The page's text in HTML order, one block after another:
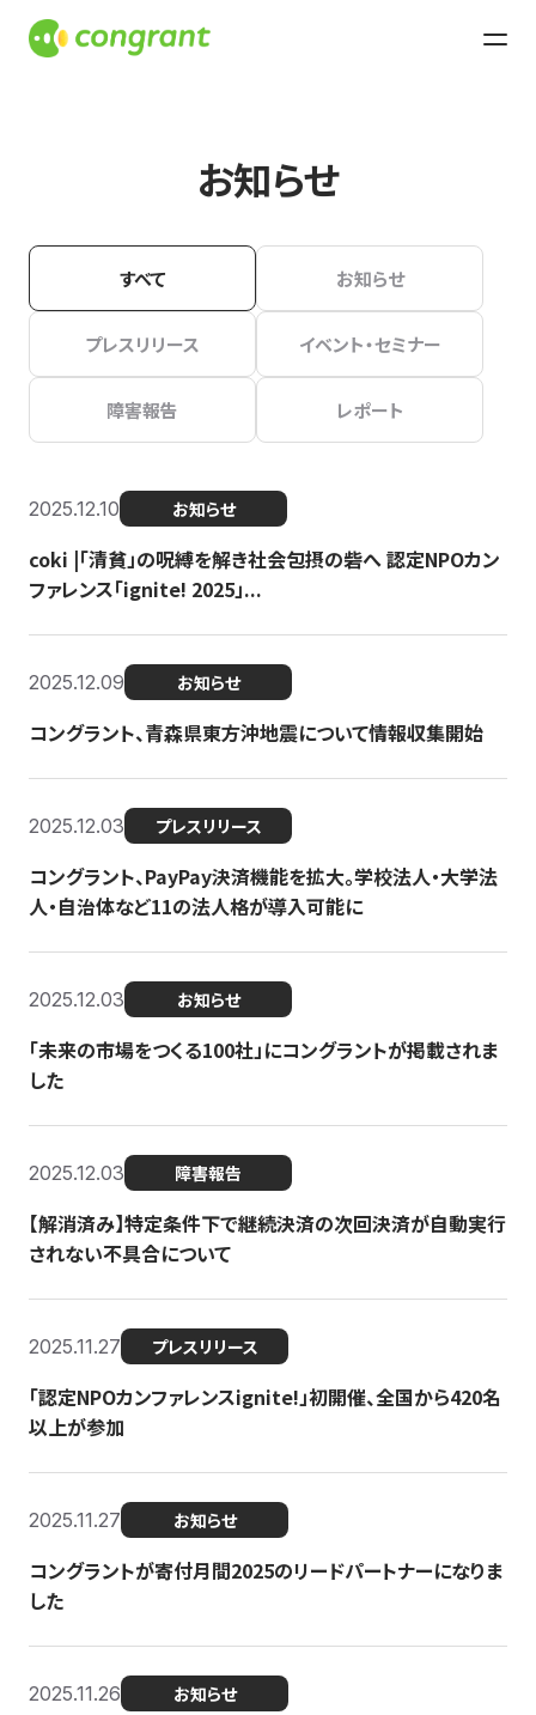
お知らせ
すべて お知らせ
プレスリリース イベント・セミナー
障害報告 レポート
2025.12.10 お知らせ
coki |「清貧」の呪縛を解き社会包摂の砦へ 認定NPOカン
ファレンス「ignite! 2025」...
2025.12.09 お知らせ
コングラント、青森県東方沖地震について情報収集開始
2025.12.03 プレスリリース
コングラント、PayPay決済機能を拡大。学校法人・大学法
人・自治体など11の法人格が導入可能に
2025.12.03 お知らせ
「未来の市場をつくる100社」にコングラントが掲載されま
した
2025.12.03 障害報告
【解消済み】特定条件下で継続決済の次回決済が自動実行
されない不具合について
2025.11.27 プレスリリース
「認定NPOカンファレンスignite!」初開催、全国から420名
以上が参加
2025.11.27 お知らせ
コングラントが寄付月間2025のリードパートナーになりま
した
2025.11.26 お知らせ